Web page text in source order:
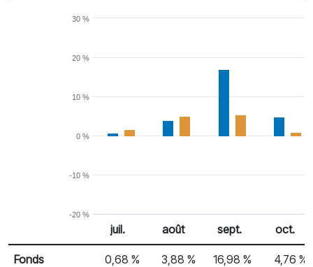
-20 %
-10 %
0 %
10 %
20 %
30 %
Rendement mensuel
% Rendement
juil. août sept. oct.
Fonds 0,68 % 3,88 % 16,98 % 4,76 %